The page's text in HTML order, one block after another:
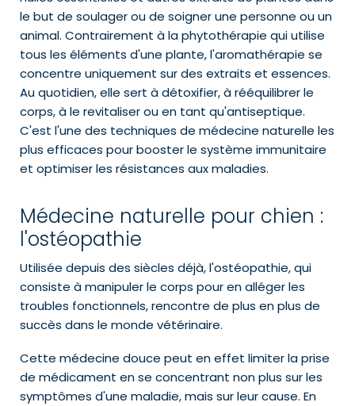
le but de soulager ou de soigner une personne ou un
animal. Contrairement à la phytothérapie qui utilise
tous les éléments d'une plante, l'aromathérapie se
concentre uniquement sur des extraits et essences.
Au quotidien, elle sert à détoxifier, à rééquilibrer le
corps, à le revitaliser ou en tant qu'antiseptique.
C'est l'une des techniques de médecine naturelle les
plus efficaces pour booster le système immunitaire
et optimiser les résistances aux maladies.
Médecine naturelle pour chien :
l'ostéopathie
Utilisée depuis des siècles déjà, l'ostéopathie, qui
consiste à manipuler le corps pour en alléger les
troubles fonctionnels, rencontre de plus en plus de
succès dans le monde vétérinaire.
Cette médecine douce peut en effet limiter la prise
de médicament en se concentrant non plus sur les
symptômes d'une maladie, mais sur leur cause. En